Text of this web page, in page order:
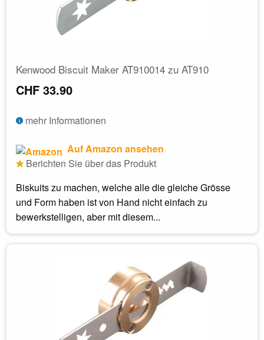
Kenwood Biscuit Maker AT910014 zu AT910
CHF 33.90
mehr Informationen
Auf Amazon ansehen
Berichten Sie über das Produkt
Biskuits zu machen, welche alle die gleiche Grösse
und Form haben ist von Hand nicht einfach zu
bewerkstelligen, aber mit diesem...